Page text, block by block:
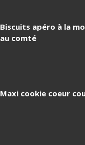
Biscuits apéro à la
au comté
Maxi cookie coeur